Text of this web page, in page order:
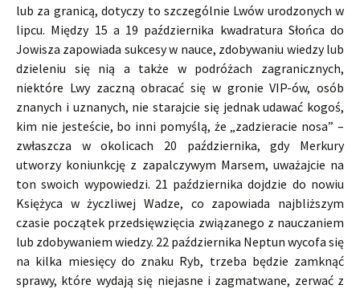
lub za granicą, dotyczy to szczególnie Lwów urodzonych w
lipcu. Między 15 a 19 października kwadratura Słońca do
Jowisza zapowiada sukcesy w nauce, zdobywaniu wiedzy lub
dzieleniu się nią a także w podróżach zagranicznych,
niektóre Lwy zaczną obracać się w gronie VIP-ów, osób
znanych i uznanych, nie starajcie się jednak udawać kogoś,
kim nie jesteście, bo inni pomyślą, że „zadzieracie nosa” –
zwłaszcza w okolicach 20 października, gdy Merkury
utworzy koniunkcję z zapalczywym Marsem, uważajcie na
ton swoich wypowiedzi. 21 października dojdzie do nowiu
Księżyca w życzliwej Wadze, co zapowiada najbliższym
czasie początek przedsięwzięcia związanego z nauczaniem
lub zdobywaniem wiedzy. 22 października Neptun wycofa się
na kilka miesięcy do znaku Ryb, trzeba będzie zamknąć
sprawy, które wydają się niejasne i zagmatwane, zerwać z